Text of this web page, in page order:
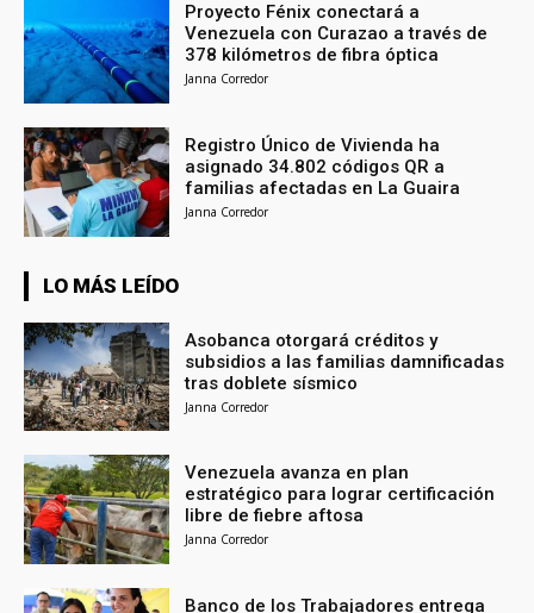
Proyecto Fénix conectará a
Venezuela con Curazao a través de
378 kilómetros de fibra óptica
Janna Corredor
Registro Único de Vivienda ha
asignado 34.802 códigos QR a
familias afectadas en La Guaira
Janna Corredor
LO MÁS LEÍDO
Asobanca otorgará créditos y
subsidios a las familias damnificadas
tras doblete sísmico
Janna Corredor
Venezuela avanza en plan
estratégico para lograr certificación
libre de fiebre aftosa
Janna Corredor
Banco de los Trabajadores entrega